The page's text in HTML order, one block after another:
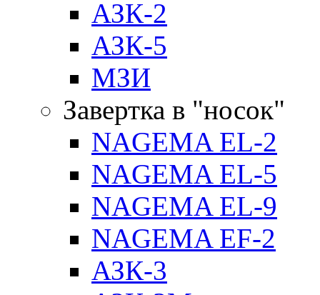
АЗК-2
АЗК-5
МЗИ
Завертка в "носок"
NAGEMA EL-2
NAGEMA EL-5
NAGEMA EL-9
NAGEMA EF-2
АЗК-3